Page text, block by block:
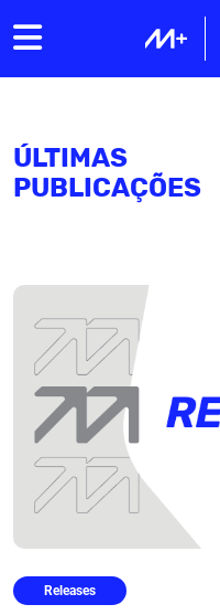
ÚLTIMAS
PUBLICAÇÕES
Releases